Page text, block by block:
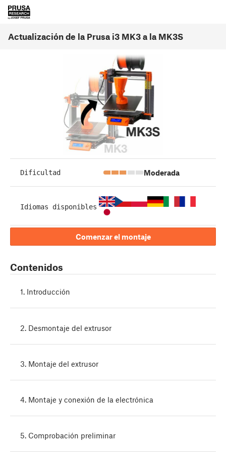
Actualización de la Prusa i3 MK3 a la MK3S
Dificultad Moderada
Idiomas disponibles
Comenzar el montaje
Contenidos
1. Introducción
2. Desmontaje del extrusor
3. Montaje del extrusor
4. Montaje y conexión de la electrónica
5. Comprobación preliminar